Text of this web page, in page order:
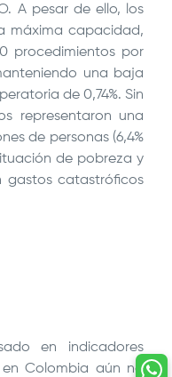
A pesar de ello, los
máxima capacidad,
procedimientos por
una baja
de 0,74%. Sin
representaron una
de personas (6,4%
de pobreza y
gastos catastróficos
en indicadores
Colombia aún no